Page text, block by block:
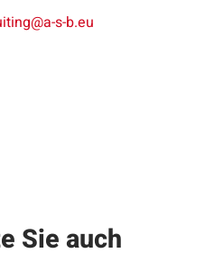
s-b.eu
Sie auch